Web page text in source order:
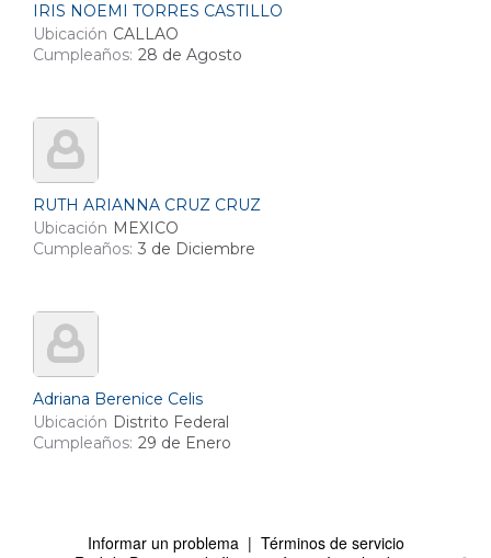
IRIS NOEMI TORRES CASTILLO
Ubicación CALLAO
Cumpleaños: 28 de Agosto
RUTH ARIANNA CRUZ CRUZ
Ubicación MEXICO
Cumpleaños: 3 de Diciembre
Adriana Berenice Celis
Ubicación Distrito Federal
Cumpleaños: 29 de Enero
Informar un problema| Términos de servicio